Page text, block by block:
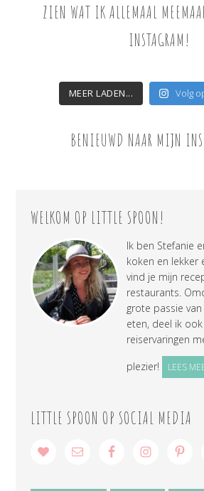
ZIEN WAT IK ALLEMAAL
INSTAGRAM!
MEER LADEN... Volg
BENIEUWD NAAR MIJN
WELKOM OP LITTLE SPOON!
Ik ben Stefanie
koken en lekker
vind je mijn
restaurants.
grote passie
eten, deel ik
reiservaringen
plezier!
LEES
LITTLE SPOON OP SOCIAL MEDIA